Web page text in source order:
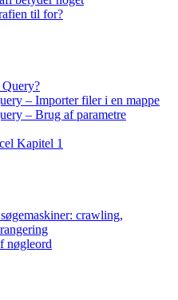
til for?
– Importer filer i en mappe
– Brug af parametre
Kapitel 1
crawling,
nøgleord